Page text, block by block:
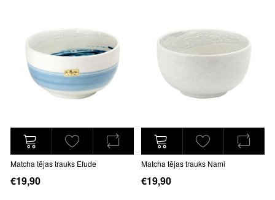
Matcha tējas trauks Efude
€19,90
Matcha tējas trauks Nami
€19,90